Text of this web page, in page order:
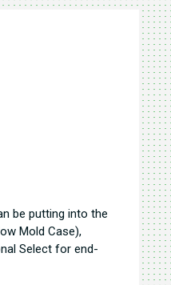
be putting into the
Mold Case),
Select for end-